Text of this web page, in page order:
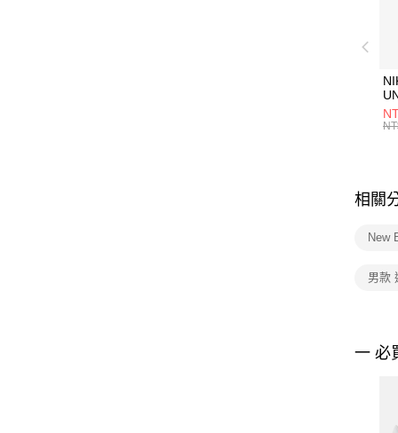
統
相關
New
男款
一 必